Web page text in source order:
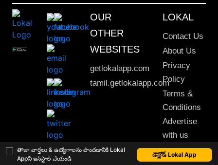
తాజా వార్తలు & ఉద్యోగాలను పొందడానికి Lokal
Appని ఇన్‌స్టాల్ చేయండి
డౌన్లోడ్ Lokal App
OUR
OTHER
WEBSITES
getlokalapp.com
tamil.getlokalapp.com
LOKAL
Contact Us
About Us
Privacy
Policy
Terms &
Conditions
Advertise
with us
Sitemap
This material may not be published, transmitted, rewritten or redistributed. © 2020 Lokal App. All rights reserved.